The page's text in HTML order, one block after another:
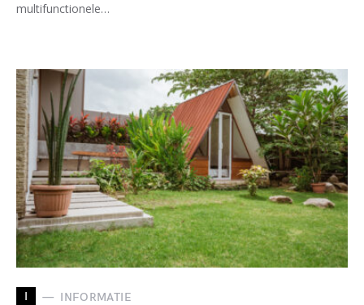
multifunctionele…
I INFORMATIE